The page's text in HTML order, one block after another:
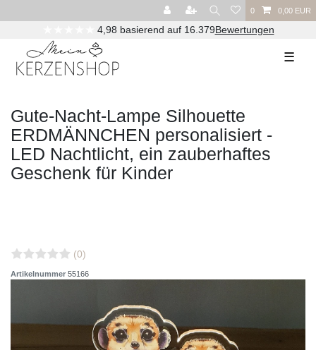
0 0,00 EUR
Versandkostenfrei ab 29,00€ (DE) / 90,00€ (AT)
★★★★★ Bewertungen
☰
Gute-Nacht-Lampe Silhouette
ERDMÄNNCHEN personalisiert -
LED Nachtlicht, ein zauberhaftes
Geschenk für Kinder
(0)
Artikelnummer 55166